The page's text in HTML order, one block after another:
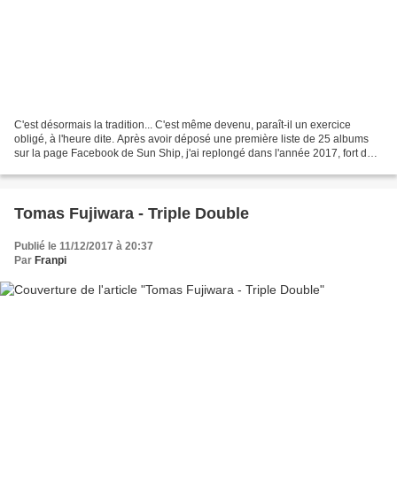
C'est désormais la tradition... C'est même devenu, paraît-il un exercice
obligé, à l'heure dite. Après avoir déposé une première liste de 25 albums
sur la page Facebook de Sun Ship, j'ai replongé dans l'année 2017, fort des
Tomas Fujiwara - Triple Double
Publié le 11/12/2017 à 20:37
Par Franpi